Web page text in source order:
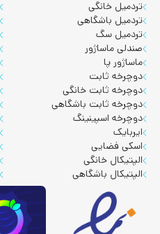
تردمیل خانگی
تردمیل باشگاهی
تردمیل سگ
صندلی ماساژور
ماساژور پا
دوچرخه ثابت
دوچرخه ثابت خانگی
دوچرخه ثابت باشگاهی
دوچرخه اسپینینگ
ایربایک
اسکی فضایی
الپتیکال خانگی
الپتیکال باشگاهی